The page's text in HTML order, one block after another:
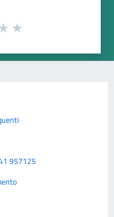
957125